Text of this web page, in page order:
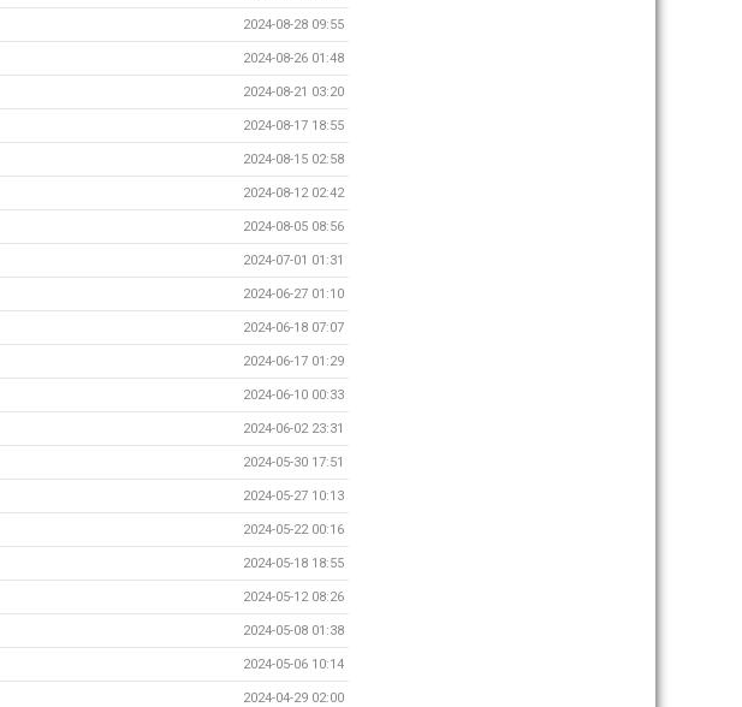
2024-08-28 09:55
2024-08-26 01:48
2024-08-21 03:20
2024-08-17 18:55
2024-08-15 02:58
2024-08-12 02:42
2024-08-05 08:56
2024-07-01 01:31
2024-06-27 01:10
2024-06-18 07:07
2024-06-17 01:29
2024-06-10 00:33
2024-06-02 23:31
2024-05-30 17:51
2024-05-27 10:13
2024-05-22 00:16
2024-05-18 18:55
2024-05-12 08:26
2024-05-08 01:38
2024-05-06 10:14
2024-04-29 02:00